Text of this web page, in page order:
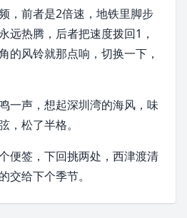
，前者是2倍速，地铁里脚步
远热腾，后者把速度拨回1，
的风铃就那点响，切换一下，
一声，想起深圳湾的海风，味
，松了半格。
便签，下回挑两处，西津渡清
交给下个季节。